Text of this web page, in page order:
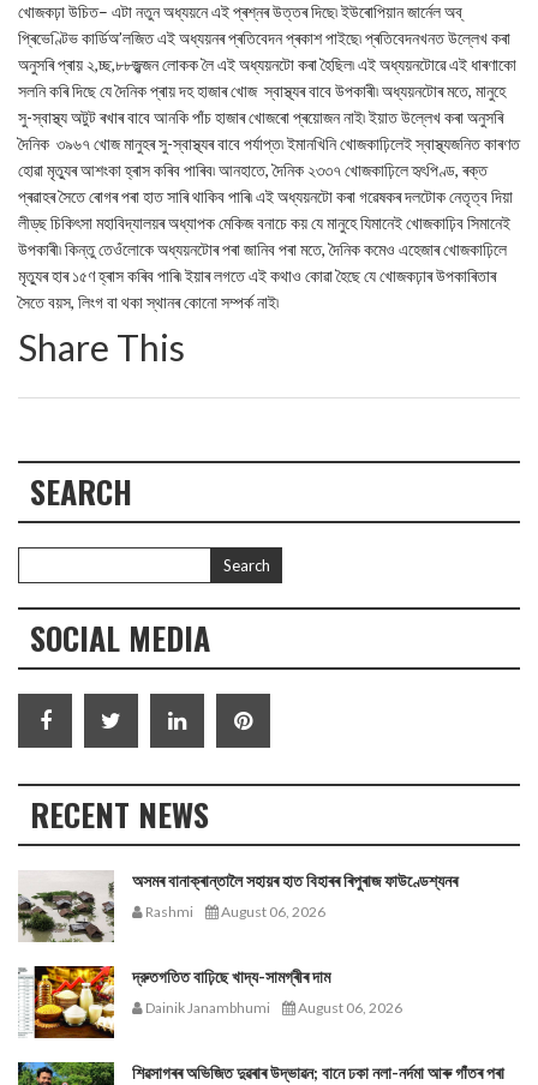
খোজকঢ়া উচিত– এটা নতুন অধ্যয়নে এই প্ৰশ্নৰ উত্তৰ দিছে৷ ইউৰোপিয়ান জাৰ্নেল অব্‌
প্ৰিভেণ্টিভ কাৰ্ডিঅ’লজিত এই অধ্যয়নৰ প্ৰতিবেদন প্ৰকাশ পাইছে৷ প্ৰতিবেদনখনত উল্লেখ কৰা
অনুসৰি প্ৰায় ২,চ্ছ,৮৮জ্ঝজন লোকক লৈ এই অধ্যয়নটো কৰা হৈছিল৷ এই অধ্যয়নটোৱে এই ধাৰণাকো
সলনি কৰি দিছে যে দৈনিক প্ৰায় দহ হাজাৰ খোজ স্বাস্থ্যৰ বাবে উপকাৰী৷ অধ্যয়নটোৰ মতে, মানুহে
সু-স্বাস্থ্য অটুট ৰখাৰ বাবে আনকি পাঁচ হাজাৰ খোজৰো প্ৰয়োজন নাই৷ ইয়াত উল্লেখ কৰা অনুসৰি
দৈনিক ৩৯৬৭ খোজ মানুহৰ সু-স্বাস্থ্যৰ বাবে পৰ্যাপ্ত৷ ইমানখিনি খোজকাঢ়িলেই স্বাস্থ্যজনিত কাৰণত
হোৱা মৃত্যুৰ আশংকা হ্ৰাস কৰিব পাৰিব৷ আনহাতে, দৈনিক ২৩৩৭ খোজকাঢ়িলে হৃৎপিণ্ড, ৰক্ত
প্ৰৱাহৰ সৈতে ৰোগৰ পৰা হাত সাৰি থাকিব পাৰি৷ এই অধ্যয়নটো কৰা গৱেষকৰ দলটোক নেতৃত্ব দিয়া
লীড্‌ছ চিকিৎসা মহাবিদ্যালয়ৰ অধ্যাপক মেকিজ বনাচে কয় যে মানুহে যিমানেই খোজকাঢ়িব সিমানেই
উপকাৰী৷ কিন্তু তেওঁলোকে অধ্যয়নটোৰ পৰা জানিব পৰা মতে, দৈনিক কমেও এহেজাৰ খোজকাঢ়িলে
মৃত্যুৰ হাৰ ১৫ণ হ্ৰাস কৰিব পাৰি৷ ইয়াৰ লগতে এই কথাও কোৱা হৈছে যে খোজকঢ়াৰ উপকাৰিতাৰ
সৈতে বয়স, লিংগ বা থকা স্থানৰ কোনো সম্পৰ্ক নাই৷
Share This
SEARCH
SOCIAL MEDIA
RECENT NEWS
অসমৰ বানাক্ৰান্তালৈ সহায়ৰ হাত বিহাৰৰ ৰিপুৰাজ ফাউণ্ডেশ্যনৰ
Rashmi August 06, 2026
দ্রুতগতিত বাঢ়িছে খাদ্য-সামগ্ৰীৰ দাম
Dainik Janambhumi August 06, 2026
শিৱসাগৰৰ অভিজিত দুৱৰাৰ উদ্ভাৱন; বানে ঢকা নলা-নৰ্দমা আৰু গাঁতৰ পৰা